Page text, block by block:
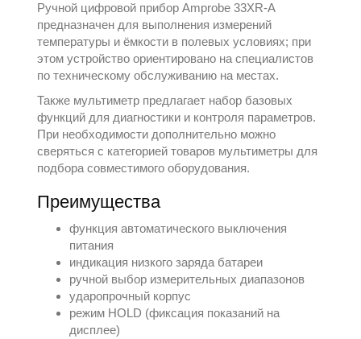
Ручной цифровой приборAmprobe 33XR-A
предназначен для выполнения измерений
температуры и ёмкости в полевых условиях; при
этом устройство ориентировано на специалистов
по техническому обслуживанию на местах.
Также мультиметр предлагает набор базовых
функций для диагностики и контроля параметров.
При необходимости дополнительно можно
сверяться с категорией товаров мультиметры для
подбора совместимого оборудования.
Преимущества
функция автоматического выключения
питания
индикация низкого заряда батареи
ручной выбор измерительных диапазонов
ударопрочный корпус
режим HOLD (фиксация показаний на
дисплее)